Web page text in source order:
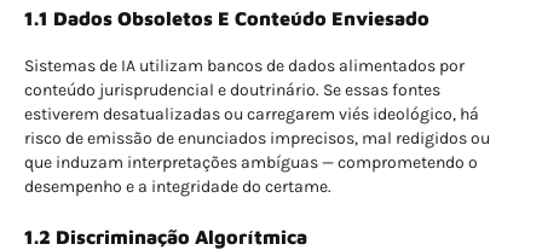
1.1 Dados Obsoletos E Conteúdo Enviesado
Sistemas de IA utilizam bancos de dados alimentados por
conteúdo jurisprudencial e doutrinário. Se essas fontes
estiverem desatualizadas ou carregarem viés ideológico, há
risco de emissão de enunciados imprecisos, mal redigidos ou
que induzam interpretações ambíguas — comprometendo o
desempenho e a integridade do certame.
1.2 Discriminação Algorítmica